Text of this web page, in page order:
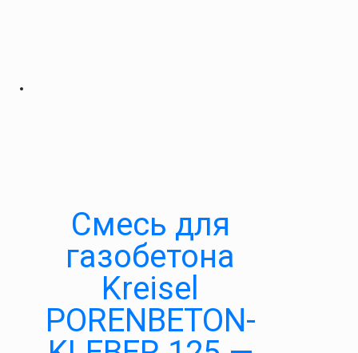
Смесь для
газобетона
Kreisel
PORENBETON-